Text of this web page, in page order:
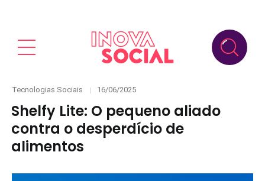
Categories
Tecnologias Sociais
Posted
16/06/2025
Shelfy Lite: O pequeno aliado
contra o desperdício de
alimentos